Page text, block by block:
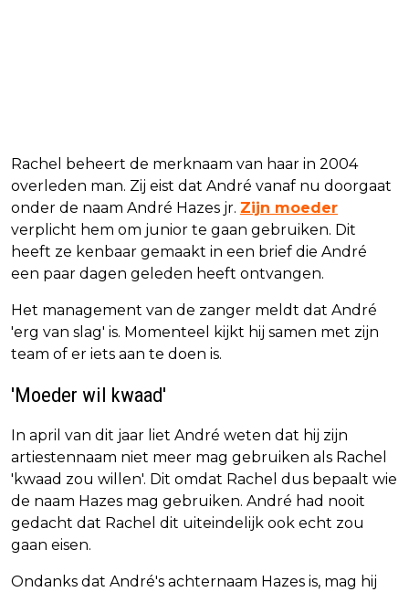
Rachel beheert de merknaam van haar in 2004
overleden man. Zij eist dat André vanaf nu doorgaat
onder de naam André Hazes jr. Zijn moeder
verplicht hem om junior te gaan gebruiken. Dit
heeft ze kenbaar gemaakt in een brief die André
een paar dagen geleden heeft ontvangen.
Het management van de zanger meldt dat André
'erg van slag' is. Momenteel kijkt hij samen met zijn
team of er iets aan te doen is.
'Moeder wil kwaad'
In april van dit jaar liet André weten dat hij zijn
artiestennaam niet meer mag gebruiken als Rachel
'kwaad zou willen'. Dit omdat Rachel dus bepaalt wie
de naam Hazes mag gebruiken. André had nooit
gedacht dat Rachel dit uiteindelijk ook echt zou
gaan eisen.
Ondanks dat André's achternaam Hazes is, mag hij